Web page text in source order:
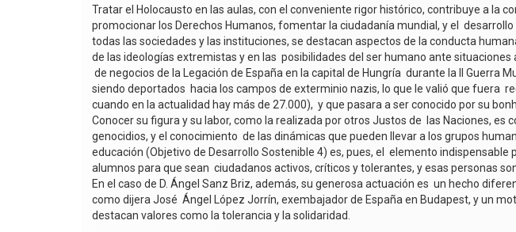
Tratar el Holocausto en las aulas, con el conveniente rigor histórico, contribuye a la
promocionar los Derechos Humanos, fomentar la ciudadanía mundial, y el
todas las sociedades y las instituciones, se destacan aspectos de la conducta
de las ideologías extremistas y en las posibilidades del ser humano ante
de negocios de la Legación de España en la capital de Hungría durante la II Guerra
siendo deportados hacia los campos de exterminio nazis, lo que le valió que fuera
cuando en la actualidad hay más de 27.000), y que pasara a ser conocido por su
Conocer su figura y su labor, como la realizada por otros Justos de las Naciones, es
genocidios, y el conocimiento de las dinámicas que pueden llevar a los grupos
educación (Objetivo de Desarrollo Sostenible 4) es, pues, el elemento
alumnos para que sean ciudadanos activos, críticos y tolerantes, y esas personas
En el caso de D. Ángel Sanz Briz, además, su generosa actuación es un hecho
como dijera José Ángel López Jorrín, exembajador de España en Budapest, y un
destacan valores como la tolerancia y la solidaridad.